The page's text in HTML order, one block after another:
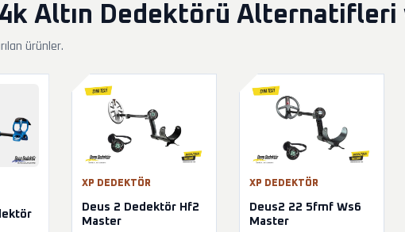
Altın Dedektörü
ürünler.
XP DEDEKTÖR
Deus 2 Dedektör Hf2
Master
XP DEDEKTÖR
Deus2 22 5fmf Ws6
Master